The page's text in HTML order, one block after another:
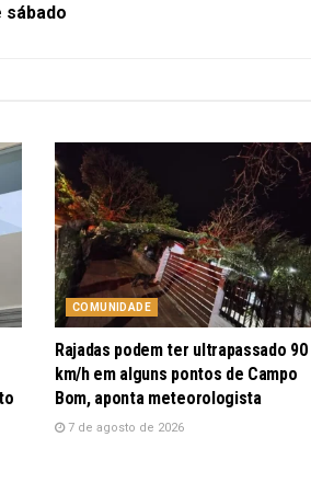
sábado
COMUNIDADE
Rajadas podem ter ultrapassado 90
km/h em alguns pontos de Campo
Bom, aponta meteorologista
7 de agosto de 2026